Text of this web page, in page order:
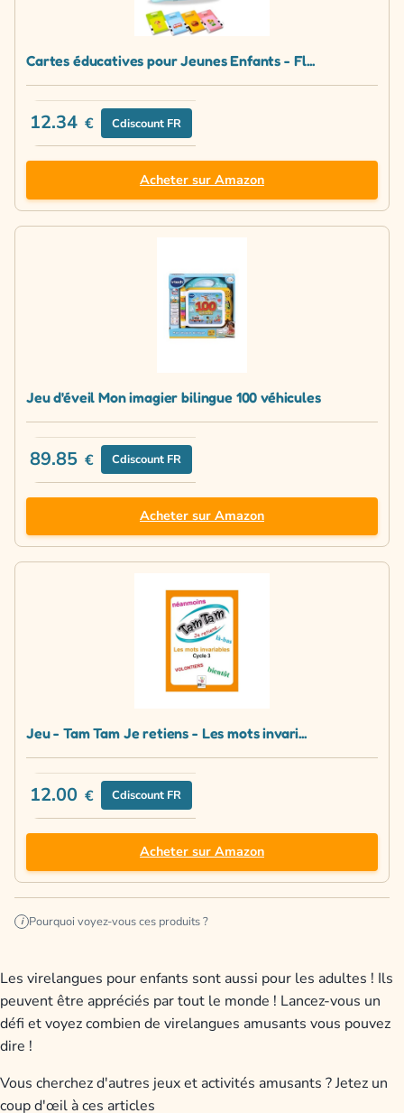
Cartes éducatives pour Jeunes Enfants - Fl...
12.34 € Cdiscount FR
Acheter sur Amazon
Jeu d'éveil Mon imagier bilingue 100 véhicules
89.85 € Cdiscount FR
Acheter sur Amazon
Jeu - Tam Tam Je retiens - Les mots invari...
12.00 € Cdiscount FR
Acheter sur Amazon
i Pourquoi voyez-vous ces produits ?
Les virelangues pour enfants sont aussi pour les adultes ! Ils
peuvent être appréciés par tout le monde ! Lancez-vous un
défi et voyez combien de virelangues amusants vous pouvez
dire !
Vous cherchez d'autres jeux et activités amusants ? Jetez un
coup d'œil à ces articles